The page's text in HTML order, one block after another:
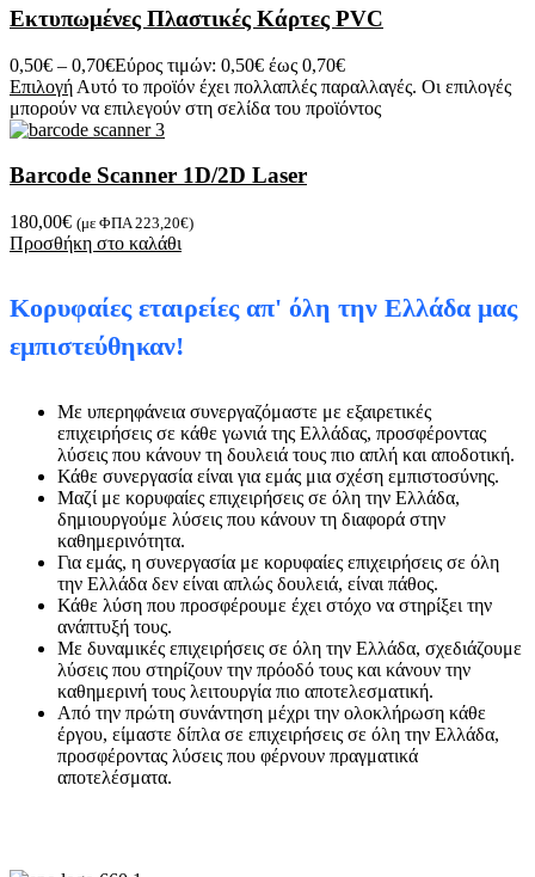
Εκτυπωμένες Πλαστικές Κάρτες PVC
0,50€ – 0,70€Εύρος τιμών: 0,50€ έως 0,70€
Επιλογή Αυτό το προϊόν έχει πολλαπλές παραλλαγές. Οι επιλογές
μπορούν να επιλεγούν στη σελίδα του προϊόντος
Barcode Scanner 1D/2D Laser
180,00€ (με ΦΠΑ223,20€)
Προσθήκη στο καλάθι
Κορυφαίες εταιρείες απ' όλη την Ελλάδα μας
εμπιστεύθηκαν!
Με υπερηφάνεια συνεργαζόμαστε με εξαιρετικές
επιχειρήσεις σε κάθε γωνιά της Ελλάδας, προσφέροντας
λύσεις που κάνουν τη δουλειά τους πιο απλή και αποδοτική.
Κάθε συνεργασία είναι για εμάς μια σχέση εμπιστοσύνης.
Μαζί με κορυφαίες επιχειρήσεις σε όλη την Ελλάδα,
δημιουργούμε λύσεις που κάνουν τη διαφορά στην
καθημερινότητα.
Για εμάς, η συνεργασία με κορυφαίες επιχειρήσεις σε όλη
την Ελλάδα δεν είναι απλώς δουλειά, είναι πάθος.
Κάθε λύση που προσφέρουμε έχει στόχο να στηρίξει την
ανάπτυξή τους.
Με δυναμικές επιχειρήσεις σε όλη την Ελλάδα, σχεδιάζουμε
λύσεις που στηρίζουν την πρόοδό τους και κάνουν την
καθημερινή τους λειτουργία πιο αποτελεσματική.
Από την πρώτη συνάντηση μέχρι την ολοκλήρωση κάθε
έργου, είμαστε δίπλα σε επιχειρήσεις σε όλη την Ελλάδα,
προσφέροντας λύσεις που φέρνουν πραγματικά
αποτελέσματα.